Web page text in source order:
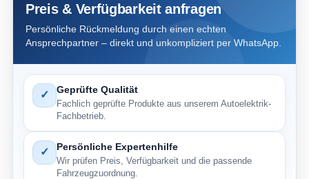
Preis & Verfügbarkeit anfragen
Persönliche Rückmeldung durch einen echten
Ansprechpartner – direkt und unkompliziert per WhatsApp.
✓ Geprüfte Qualität
Fachlich geprüfte Produkte aus unserem Autoelektrik-
Fachbetrieb.
✓ Persönliche Expertenhilfe
Wir prüfen Preis, Verfügbarkeit und die passende
Fahrzeugzuordnung.